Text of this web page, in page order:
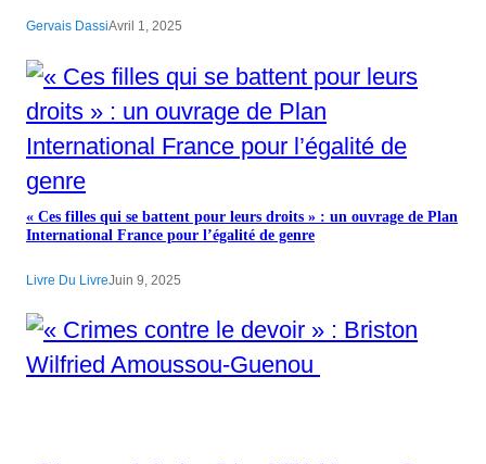
Gervais DassiAvril 1, 2025
« Ces filles qui se battent pour leurs droits » : un ouvrage de Plan
International France pour l’égalité de genre
Livre Du LivreJuin 9, 2025